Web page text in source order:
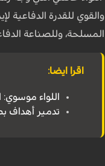
والقوي للقدرة الدفاعية
المسلحة، وللصناعة
اقرا ايضا:
اللواء
تدمير أهداف